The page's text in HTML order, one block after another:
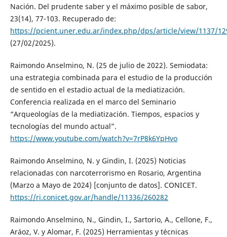
Nación. Del prudente saber y el máximo posible de sabor,
23(14), 77-103. Recuperado de:
https://pcient.uner.edu.ar/index.php/dps/article/view/1137/
(27/02/2025).
Raimondo Anselmino, N. (25 de julio de 2022). Semiodata:
una estrategia combinada para el estudio de la producción
de sentido en el estadio actual de la mediatización.
Conferencia realizada en el marco del Seminario
“Arqueologías de la mediatización. Tiempos, espacios y
tecnologías del mundo actual”.
https://www.youtube.com/watch?v=7rP8k6YpHvo
Raimondo Anselmino, N. y Gindin, I. (2025) Noticias
relacionadas con narcoterrorismo en Rosario, Argentina
(Marzo a Mayo de 2024) [conjunto de datos]. CONICET.
https://ri.conicet.gov.ar/handle/11336/260282
Raimondo Anselmino, N., Gindin, I., Sartorio, A., Cellone, F.,
Aráoz, V. y Alomar, F. (2025) Herramientas y técnicas